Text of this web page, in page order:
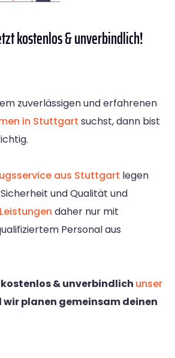
kostenlos & unverbindlich!
zuverlässigen und erfahrenen
in Stuttgart suchst, dann bist
aus Stuttgart legen
und Qualität und
Leistungen daher nur mit
Personal aus
& unverbindlich unser
wir planen gemeinsam deinen